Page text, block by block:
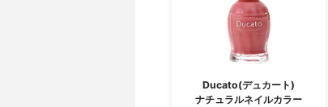
Ducato(デュカート)
ナチュラルネイルカラー